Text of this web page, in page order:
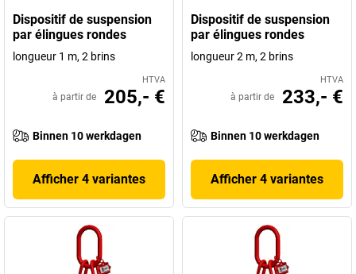
Dispositif de suspension
par élingues rondes
longueur 1 m, 2 brins
HTVA
à partir de 205,- €
Binnen 10 werkdagen
Afficher 4 variantes
Dispositif de suspension
par élingues rondes
longueur 2 m, 2 brins
HTVA
à partir de 233,- €
Binnen 10 werkdagen
Afficher 4 variantes